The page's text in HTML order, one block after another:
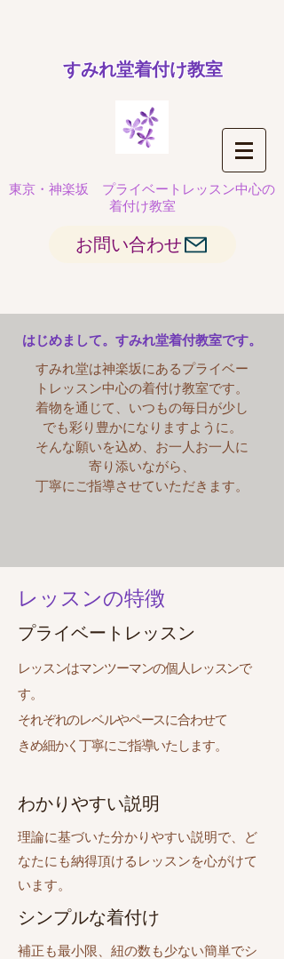
​すみれ堂着付け教室
東京・神楽坂 プライベートレッスン中心の
着付け教室
お問い合わせ
はじめまして。すみれ堂着付教室です。
すみれ堂は神楽坂にあるプライベー
トレッスン中心の着付け教室です。
着物を通じて、いつもの毎日が少し
でも彩り豊かになりますように。
そんな願いを込め、お一人お一人に
寄り添いながら、
丁寧にご指導させていただきます。
レッスンの特徴
プライベートレッスン
レッスンはマンツーマンの個人レッスンで
す。
それぞれのレベルやペースに合わせて
きめ細かく丁寧にご指導いたします。
わかりやすい説明
​理論に基づいた分かりやすい説明で、ど
なたにも納得頂けるレッスンを心がけて
います。
​シンプルな着付け
補正も最小限、紐の数も少ない簡単でシ